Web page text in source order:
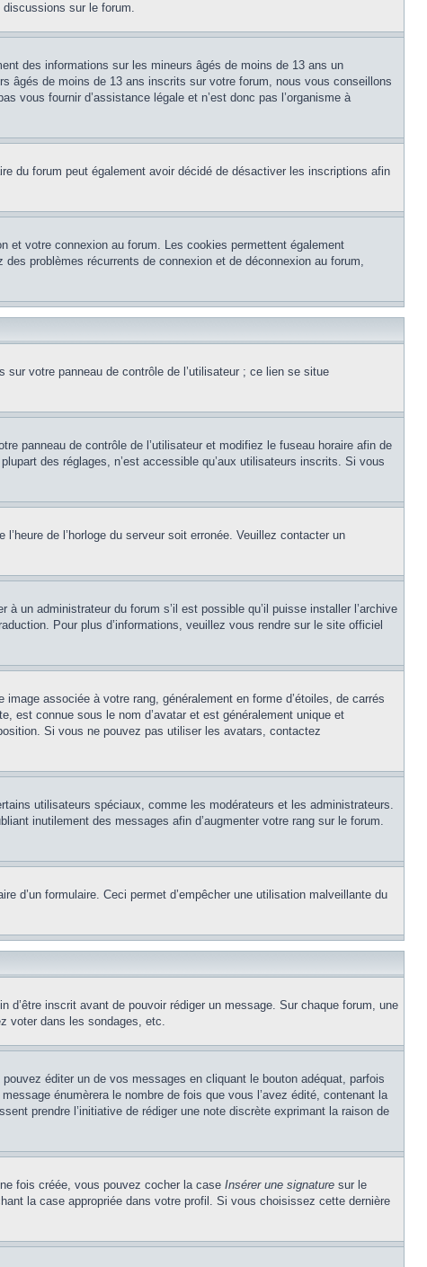
sur le forum.
des informations sur les mineurs âgés de moins de 13 ans un
âgés de moins de 13 ans inscrits sur votre forum, nous vous conseillons
vous fournir d’assistance légale et n’est donc pas l’organisme à
du forum peut également avoir décidé de désactiver les inscriptions afin
et votre connexion au forum. Les cookies permettent également
problèmes récurrents de connexion et de déconnexion au forum,
votre panneau de contrôle de l’utilisateur ; ce lien se situe
panneau de contrôle de l’utilisateur et modifiez le fuseau horaire afin de
des réglages, n’est accessible qu’aux utilisateurs inscrits. Si vous
de l’horloge du serveur soit erronée. Veuillez contacter un
un administrateur du forum s’il est possible qu’il puisse installer l’archive
Pour plus d’informations, veuillez vous rendre sur le site officiel
associée à votre rang, généralement en forme d’étoiles, de carrés
est connue sous le nom d’avatar et est généralement unique et
Si vous ne pouvez pas utiliser les avatars, contactez
utilisateurs spéciaux, comme les modérateurs et les administrateurs.
inutilement des messages afin d’augmenter votre rang sur le forum.
d’un formulaire. Ceci permet d’empêcher une utilisation malveillante du
inscrit avant de pouvoir rédiger un message. Sur chaque forum, une
voter dans les sondages, etc.
éditer un de vos messages en cliquant le bouton adéquat, parfois
énumèrera le nombre de fois que vous l’avez édité, contenant la
prendre l’initiative de rédiger une note discrète exprimant la raison de
fois créée, vous pouvez cocher la case Insérer une signature sur le
la case appropriée dans votre profil. Si vous choisissez cette dernière